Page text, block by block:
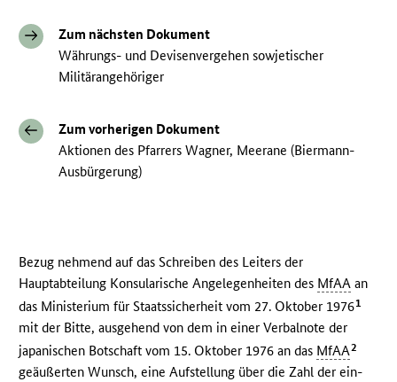
Zum nächsten Dokument
Währungs- und Devisenvergehen sowjetischer
Militärangehöriger
Zum vorherigen Dokument
Aktionen des Pfarrers Wagner, Meerane (Biermann-
Ausbürgerung)
Bezug nehmend auf das Schreiben des Leiters der
Hauptabteilung Konsularische Angelegenheiten des MfAA an
das Ministerium für Staatssicherheit vom 27. Oktober 19761
mit der Bitte, ausgehend von dem in einer Verbalnote der
japanischen Botschaft vom 15. Oktober 1976 an das MfAA2
geäußerten Wunsch, eine Aufstellung über die Zahl der ein-